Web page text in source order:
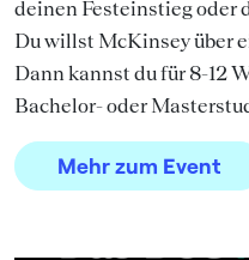
deinen Festeinstieg oder
Du willst McKinsey über
Dann kannst du für 8-12
Bachelor- oder
Mehr zum Event